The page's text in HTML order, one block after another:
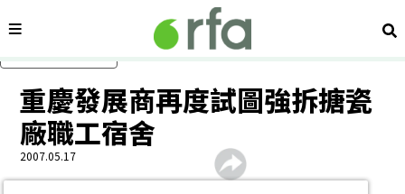
內容分類 搜
重慶發展商再度試圖強拆搪瓷
廠職工宿舍
2007.05.17